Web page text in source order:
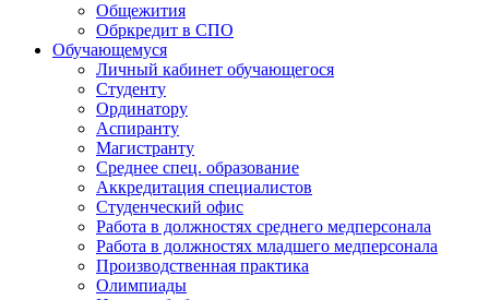
Общежития
Обркредит в СПО
Обучающемуся
Личный кабинет обучающегося
Студенту
Ординатору
Аспиранту
Магистранту
Среднее спец. образование
Аккредитация специалистов
Студенческий офис
Работа в должностях среднего медперсонала
Работа в должностях младшего медперсонала
Производственная практика
Олимпиады